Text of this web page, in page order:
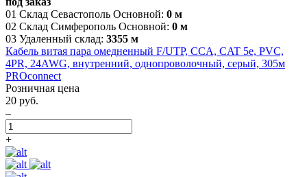
01 Склад Севастополь Основной: 0 м
02 Склад Симферополь Основной: 0 м
03 Удаленный склад: 3355 м
Кабель витая пара омедненный F/UTP, CCA, CAT 5e, PVC,
4PR, 24AWG, внутренний, однопроволочный, серый, 305м
PROconnect
Розничная цена
20 руб.
–
+